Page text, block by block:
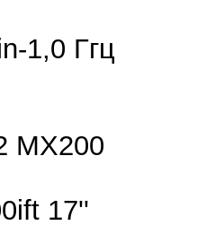
1,0 Ггц
MX200
17''